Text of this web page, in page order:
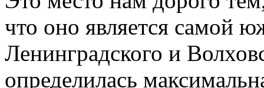
что оно является самой
Ленинградского и
определилась